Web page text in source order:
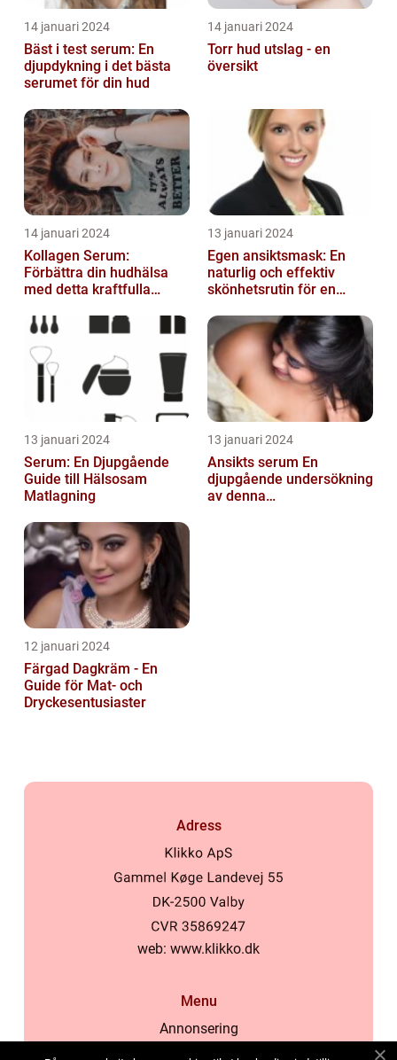
14 januari 2024
Bäst i test serum: En
djupdykning i det bästa
serumet för din hud
14 januari 2024
Torr hud utslag - en
översikt
14 januari 2024
Kollagen Serum:
Förbättra din hudhälsa
med detta kraftfulla
13 januari 2024
Egen ansiktsmask: En
naturlig och effektiv
skönhetsrutin för en
13 januari 2024
Serum: En Djupgående
Guide till Hälsosam
Matlagning
13 januari 2024
Ansikts serum En
djupgående undersökning
av denna
12 januari 2024
Färgad Dagkräm - En
Guide för Mat- och
Dryckesentusiaster
Adress
web: www.klikko.dk
Menu
Annonsering